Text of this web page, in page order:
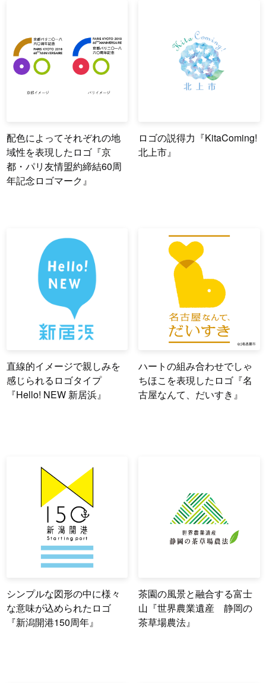
配色によってそれぞれの地
域性を表現したロゴ『京
都・パリ友情盟約締結60周
年記念ロゴマーク』
ロゴの説得力『KitaComing!
北上市』
直線的イメージで親しみを
感じられるロゴタイプ
『Hello! NEW 新居浜』
ハートの組み合わせでしゃ
ちほこを表現したロゴ『名
古屋なんて、だいすき』
シンプルな図形の中に様々
な意味が込められたロゴ
『新潟開港150周年』
茶園の風景と融合する富士
山『世界農業遺産 静岡の
茶草場農法』